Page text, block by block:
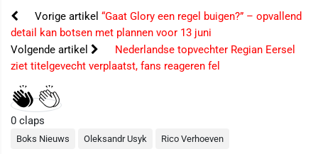
Vorige artikel “Gaat Glory een regel buigen?” – opvallend
detail kan botsen met plannen voor 13 juni
Volgende artikel
Nederlandse topvechter Regian Eersel
ziet titelgevecht verplaatst, fans reageren fel
0 claps
Boks Nieuws Oleksandr Usyk Rico Verhoeven